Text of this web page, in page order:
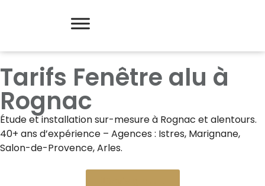
Tarifs Fenêtre alu à
Rognac
Étude et installation sur-mesure à Rognac et alentours.
40+ ans d’expérience – Agences : Istres, Marignane,
Salon-de-Provence, Arles.